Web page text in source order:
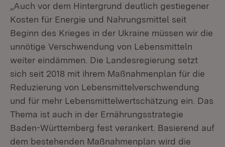
„Auch vor dem Hintergrund deutlich gestiegener
Kosten für Energie und Nahrungsmittel seit
Beginn des Krieges in der Ukraine müssen wir die
unnötige Verschwendung von Lebensmitteln
weiter eindämmen. Die Landesregierung setzt
sich seit 2018 mit ihrem Maßnahmenplan für die
Reduzierung von Lebensmittelverschwendung
und für mehr Lebensmittelwertschätzung ein. Das
Thema ist auch in der Ernährungsstrategie
Baden-Württemberg fest verankert. Basierend auf
dem bestehenden Maßnahmenplan wird die